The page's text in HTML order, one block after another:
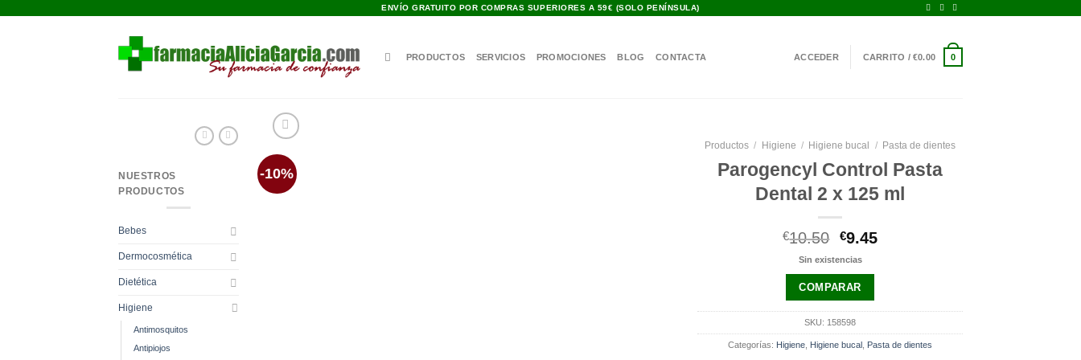
ENVÍO GRATUITO POR COMPRAS SUPERIORES A 59€ (SOLO PENÍNSULA)
PRODUCTOS SERVICIOS PROMOCIONES BLOG CONTACTA ACCEDER CARRITO / €0.00 0
NUESTROS
PRODUCTOS
Bebes
Dermocosmética
Dietética
Higiene
Antimosquitos
Antipiojos
-10%
Productos / Higiene / Higiene bucal / Pasta de dientes
Parogencyl Control Pasta
Dental 2 x 125 ml
€10.50 El
precio
era:
€10.50.
€9.45El
Sin existencias
COMPARAR
SKU: 158598
Categorías: Higiene Higiene bucal Pasta de dientes